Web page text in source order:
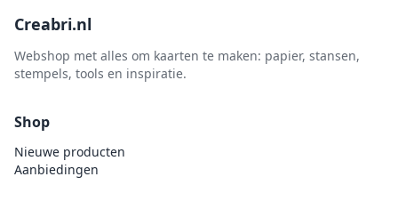
Creabri.nl
Webshop met alles om kaarten te maken: papier, stansen,
stempels, tools en inspiratie.
Shop
Nieuwe producten
Aanbiedingen